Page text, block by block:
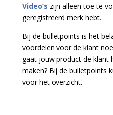
Video’s zijn alleen toe te
geregistreerd merk hebt.
Bij de bulletpoints is het
voordelen voor de klant
gaat jouw product de klant
maken? Bij de bulletpoints
voor het overzicht.